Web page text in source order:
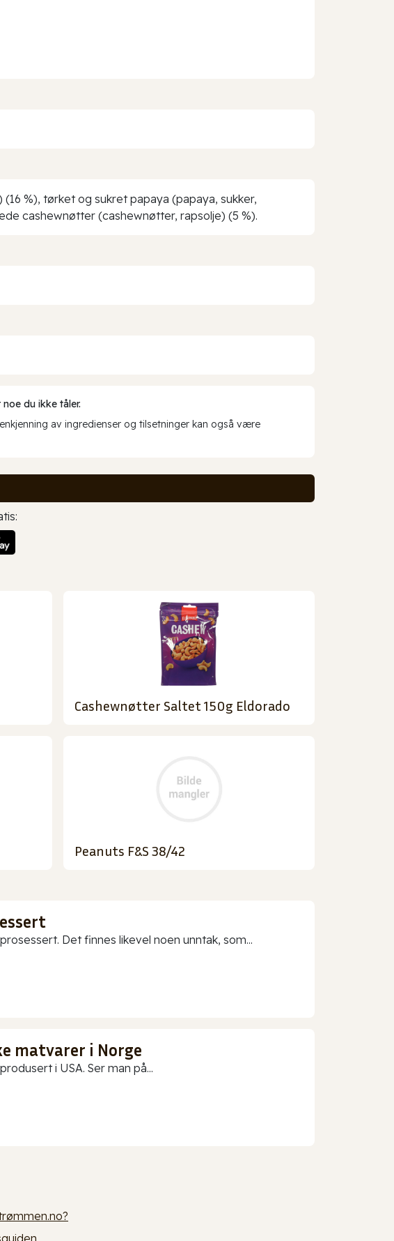
%), tørket og sukret papaya (papaya, sukker,
cashewnøtter (cashewnøtter, rapsolje) (5 %).
du ikke tåler.
av ingredienser og tilsetninger kan også være
Cashewnøtter Saltet 150g Eldorado
Peanuts F&S 38/42
Det finnes likevel noen unntak, som...
matvarer i Norge
i USA. Ser man på...